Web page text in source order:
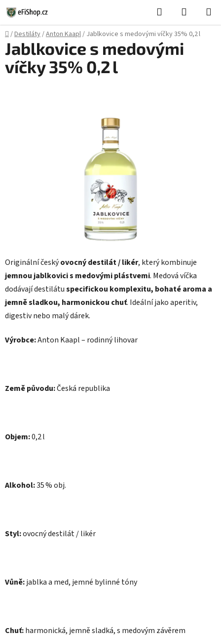
Přejít
na
obsah
Hledat
KOŠÍK
Domů
/Destiláty/Anton Kaapl/ Jablkovice s medovými víčky 35% 0,2 l
Originální českýovocný destilát / likér, který kombinuje
jemnou jablkovici s medovými plástvemi. Medová víčka
dodávají destilátuspecifickou komplexitu, bohaté aroma a
jemně sladkou, harmonickou chuť. Ideální jako aperitiv,
digestiv nebo malý dárek.
Výrobce:Anton Kaapl – rodinný lihovar
Země původu:Česká republika
Objem:0,2 l
Alkohol:35 % obj.
Styl:ovocný destilát / likér
Vůně:jablka a med, jemné bylinné tóny
Chuť:harmonická, jemně sladká, s medovým závěrem
Jablkovice s medovými
víčky 35% 0,2 l